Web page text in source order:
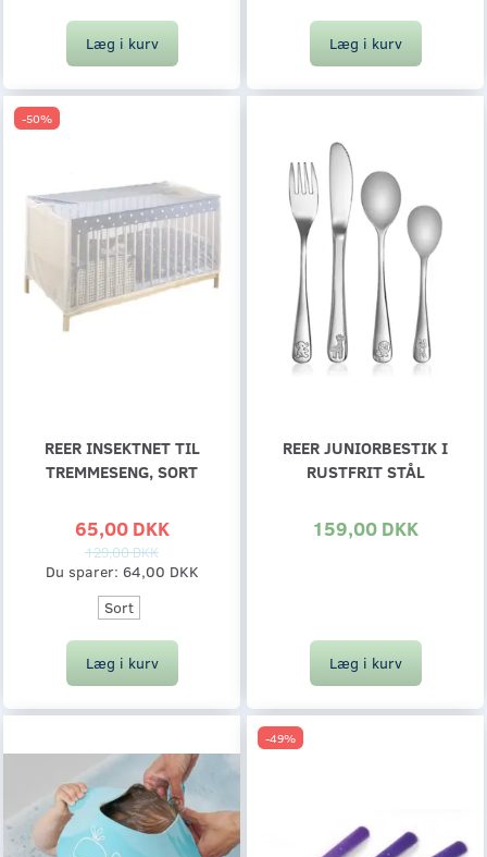
Læg i kurv Læg i kurv
-50%
REER INSEKTNET TIL
TREMMESENG, SORT
65,00 DKK
129,00 DKK
Du sparer: 64,00 DKK
Sort
Læg i kurv
REER JUNIORBESTIK I
RUSTFRIT STÅL
159,00 DKK
Læg i kurv
-49%